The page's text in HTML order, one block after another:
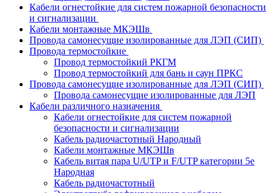
Кабели огнестойкие для систем пожарной безопасности
и сигнализации
Кабели монтажные МКЭШв
Провода самонесущие изолированные для ЛЭП (СИП)
Провода термостойкие
Провод термостойкий РКГМ
Провод термостойкий для бань и саун ПРКС
Провода самонесущие изолированные для ЛЭП (СИП)
Провода самонесущие изолированные для ЛЭП
Кабели различного назначения
Кабели огнестойкие для систем пожарной
безопасности и сигнализации
Кабель радиочастотный Народный
Кабели монтажные МКЭШв
Кабель витая пара U/UTP и F/UTP категории 5е
Народная
Кабель радиочастотный